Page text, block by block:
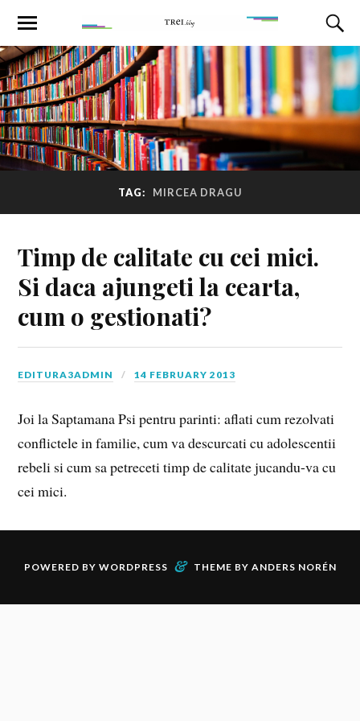
TAG: MIRCEA DRAGU
Timp de calitate cu cei mici.
Si daca ajungeti la cearta,
cum o gestionati?
EDITURA3ADMIN 14 FEBRUARY 2013
Joi la Saptamana Psi pentru parinti: aflati cum rezolvati
conflictele in familie, cum va descurcati cu adolescentii
rebeli si cum sa petreceti timp de calitate jucandu-va cu
cei mici.
POWERED BY WORDPRESS & THEME BY ANDERS NORÉN